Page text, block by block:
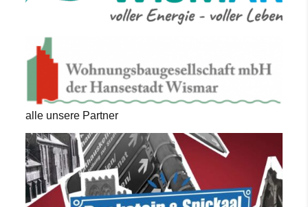
alle unsere Partner